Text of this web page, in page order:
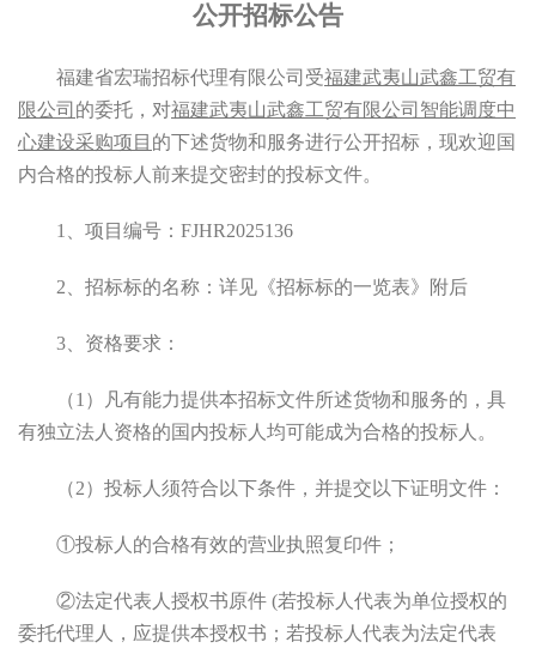
公开招标公告
福建省宏瑞招标代理有限公司 受福建武夷山武鑫工贸有
限公司 的委托，对福建武夷山武鑫工贸有限公司智能调度中
心建设采购项目 的下述货物和服务进行公开招标，现欢迎国
内合格的投标人前来提交密封的投标文件。
1、 项目编号 ： FJHR2025136
2、招标标的名称：详见《招标标的一览表》附后
3、 资格要求：
（1）凡有能力提供本招标文件所述货物和服务的，具
有独立法人资格的国内投标人均可能成为合格的投标人。
（2）投标人须符合以下条件，并提交以下证明文件：
①投标人的合格有效的营业执照复印件；
②法定代表人授权书原件 (若投标人代表为单位授权的
委托代理人，应提供本授权书；若投标人代表为法定代表